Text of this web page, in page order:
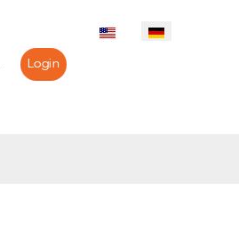
Login